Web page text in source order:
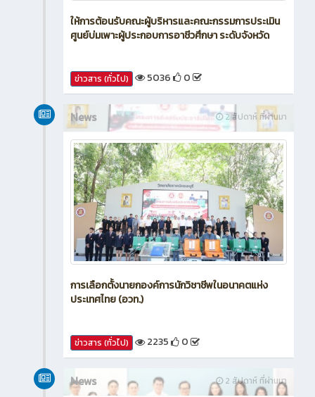
ให้การต้อนรับคณะผู้บริหารและคณะกรรมการประเมิน
ศูนย์บ่มเพาะผู้ประกอบการอาชีวศึกษา ระดับจังหวัด
ข่าวสาร (ทั่วไป) 5036 0
2 สัปดาห์ ที่ผ่านมา
News
การเลือกตั้งนายกองค์การนักวิชาชีพในอนาคตแห่ง
ประเทศไทย (อวท.)
ข่าวสาร (ทั่วไป) 2235 0
2 สัปดาห์ ที่ผ่านมา
News